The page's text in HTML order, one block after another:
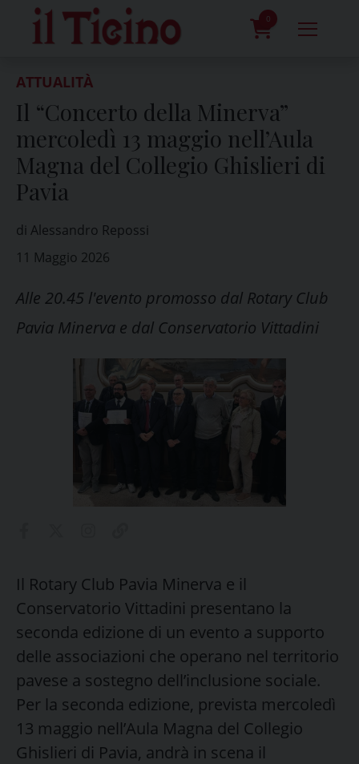
content
0
ATTUALITÀ
Il “Concerto della Minerva”
mercoledì 13 maggio nell’Aula
Magna del Collegio Ghislieri di
Pavia
di Alessandro Repossi
11 Maggio 2026
Alle 20.45 l'evento promosso dal Rotary Club
Pavia Minerva e dal Conservatorio Vittadini
Il Rotary Club Pavia Minerva e il
Conservatorio Vittadini presentano la
seconda edizione di un evento a supporto
delle associazioni che operano nel territorio
pavese a sostegno dell’inclusione sociale.
Per la seconda edizione, prevista mercoledì
13 maggio nell’Aula Magna del Collegio
Ghislieri di Pavia, andrà in scena il